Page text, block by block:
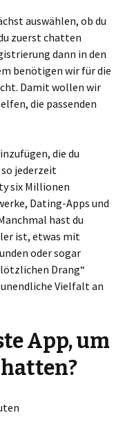
auswählen, ob du
zuerst chatten
dann in den
benötigen wir für die
Damit wollen wir
die passenden
die du
jederzeit
six Millionen
Dating-Apps und
hast du
ist, etwas mit
oder sogar
Drang“
Vielfalt an
App, um